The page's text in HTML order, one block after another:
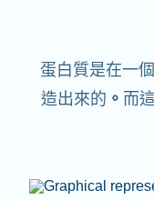
蛋白質是在一
造出來的 。 而